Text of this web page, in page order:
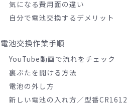
気になる費用面の違い
自分で電池交換するデメリット
電池交換作業手順
YouTube動画で流れをチェック
裏ぶたを開ける方法
電池の外し方
新しい電池の入れ方／型番CR1612